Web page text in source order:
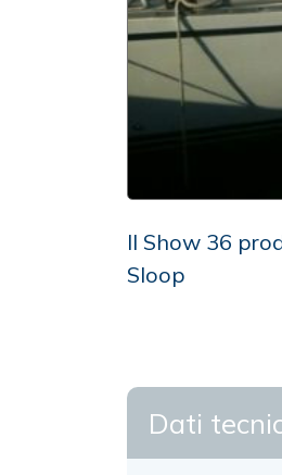
Il Show 36
Sloop
Dati